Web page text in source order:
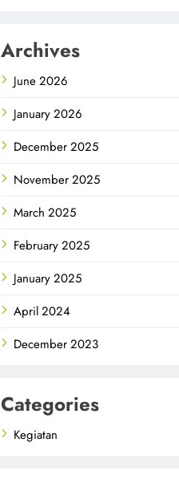
Archives
June 2026
January 2026
December 2025
November 2025
March 2025
February 2025
January 2025
April 2024
December 2023
Categories
Kegiatan